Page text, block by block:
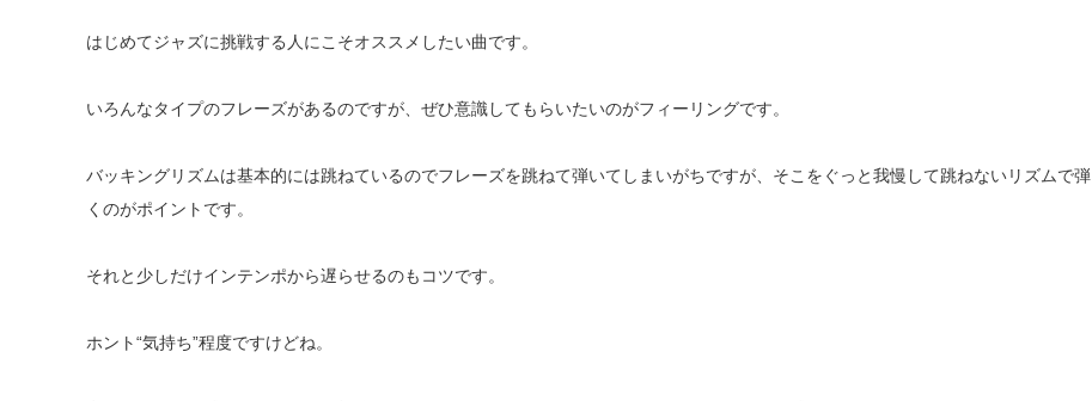
はじめてジャズに挑戦する人にこそオススメしたい曲です。
いろんなタイプのフレーズがあるのですが、ぜひ意識してもらいたいのがフィーリングです。
バッキングリズムは基本的には跳ねているのでフレーズを跳ねて弾いてしまいがちですが、そこをぐっと我慢して跳ねないリズムで弾
くのがポイントです。
それと少しだけインテンポから遅らせるのもコツです。
ホント“気持ち”程度ですけどね。